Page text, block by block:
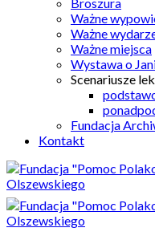
Ważne
Ważne
Ważne miejsca
Wystawa o
Scenariusze
Fundacja
Kontakt